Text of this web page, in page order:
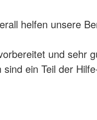
helfen unsere
und sehr
ein Teil der